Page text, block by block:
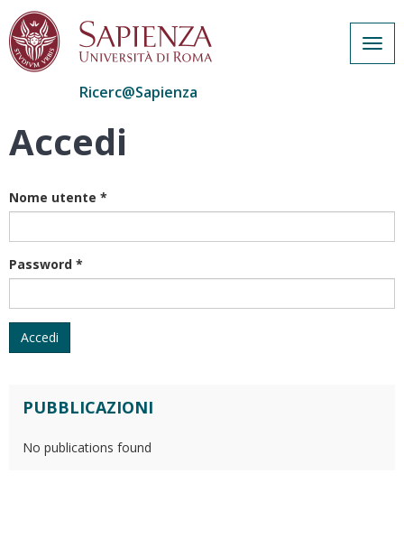
Salta
Ricerc@Sapienza
Accedi
Nome utente *
Password *
Accedi
PUBBLICAZIONI
No publications found